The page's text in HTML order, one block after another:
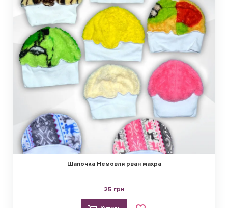
Шапочка Немовля рван махра
25 грн